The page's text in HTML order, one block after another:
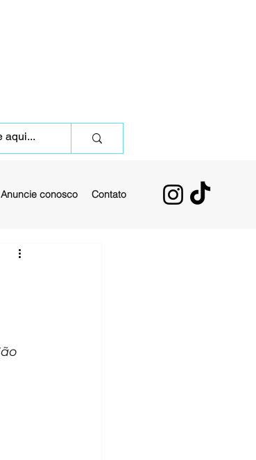
Anuncie conosco Contato